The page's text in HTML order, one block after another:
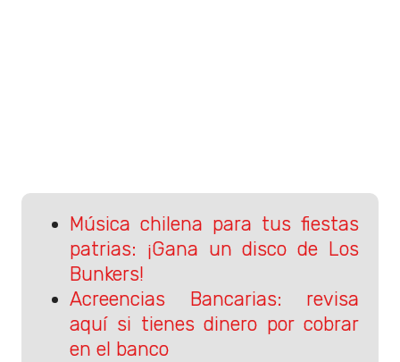
Música chilena para tus fiestas
patrias: ¡Gana un disco de Los
Bunkers!
Acreencias Bancarias: revisa
aquí si tienes dinero por cobrar
en el banco